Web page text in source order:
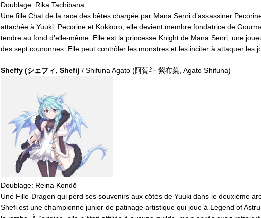
Doublage: Rika Tachibana
Une fille Chat de la race des bêtes chargée par Mana Senri d’assassiner
attachée à Yuuki, Pecorine et Kokkoro, elle devient membre fondatrice de
tendre au fond d’elle-même. Elle est la princesse Knight de Mana Senri, une
des sept couronnes. Elle peut contrôler les monstres et les inciter à attaquer les
Sheffy (シェフィ, Shefi) / Shifuna Agato (阿賀斗 紫布菜, Agato Shifuna)
Doublage: Reina Kondō
Une Fille-Dragon qui perd ses souvenirs aux côtés de Yuuki dans le deuxième
Shefi est une championne junior de patinage artistique qui joue à Legend of